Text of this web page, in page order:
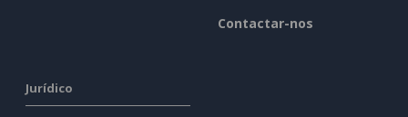
Contactar-nos
Jurídico